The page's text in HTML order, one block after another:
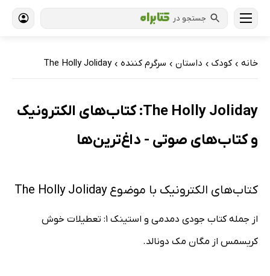
جستجو در
خانه › کودک › داستان › سرگرم کننده ›
The Holly Joliday
The Holly Joliday: کتاب‌های الکترونیک
و کتاب‌های صوتی - داغ‌ترین‌ها
کتاب‌های الکترونیک با موضوع The Holly Joliday
از جمله کتاب جودی دمدمی و استینک 1: تعطیلات خوش
کریسمس از مگان مک دونالد.